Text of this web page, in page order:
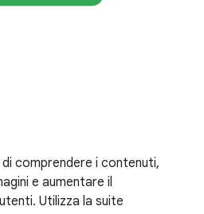
comprendere i contenuti,
e aumentare il
Utilizza la suite